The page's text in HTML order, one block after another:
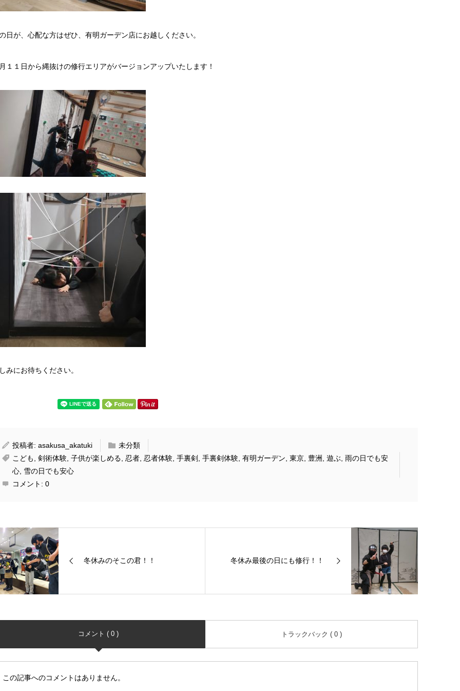
日が、心配な方はぜひ、有明ガーデン店にお越しください。
１１日から縄抜けの修行エリアがバージョンアップいたします！
みにお待ちください。
投稿者:asakusa_akatuki
未分類
こども
,剣術体験 ,子供が楽しめる 忍者 忍者体験 ,手裏剣 ,手裏剣体験 ,有明ガーデン ,東京 豊洲 ,遊ぶ ,雨の日でも安
心 雪の日でも安心
コメント:0
冬休みのそこの君！！ 冬休み最後の日にも修行！！
コメント ( 0 ) トラックバック ( 0 )
この記事へのコメントはありません。